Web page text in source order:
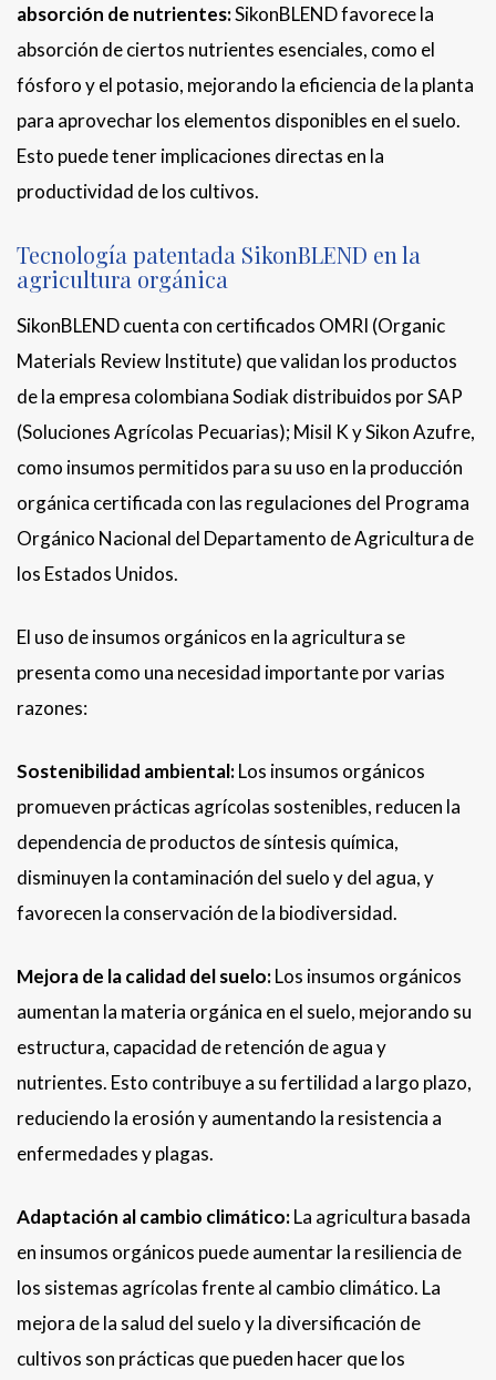
absorción de nutrientes:SikonBLEND favorece la
absorción de ciertos nutrientes esenciales, como el
fósforo y el potasio, mejorando la eficiencia de la planta
para aprovechar los elementos disponibles en el suelo.
Esto puede tener implicaciones directas en la
productividad de los cultivos.
Tecnología patentada SikonBLEND en la
agricultura orgánica
SikonBLEND cuenta con certificados OMRI (Organic
Materials Review Institute) que validan los productos
de la empresa colombiana Sodiak distribuidos por SAP
(Soluciones Agrícolas Pecuarias); Misil K y Sikon Azufre,
como insumos permitidos para su uso en la producción
orgánica certificada con las regulaciones del Programa
Orgánico Nacional del Departamento de Agricultura de
los Estados Unidos.
El uso de insumos orgánicos en la agricultura se
presenta como una necesidad importante por varias
razones:
Sostenibilidad ambiental:Los insumos orgánicos
promueven prácticas agrícolas sostenibles, reducen la
dependencia de productos de síntesis química,
disminuyen la contaminación del suelo y del agua, y
favorecen la conservación de la biodiversidad.
Mejora de la calidad del suelo:Los insumos orgánicos
aumentan la materia orgánica en el suelo, mejorando su
estructura, capacidad de retención de agua y
nutrientes. Esto contribuye a su fertilidad a largo plazo,
reduciendo la erosión y aumentando la resistencia a
enfermedades y plagas.
Adaptación al cambio climático:La agricultura basada
en insumos orgánicos puede aumentar la resiliencia de
los sistemas agrícolas frente al cambio climático. La
mejora de la salud del suelo y la diversificación de
cultivos son prácticas que pueden hacer que los